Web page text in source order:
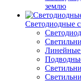
землю
Светодиодные
Линейные